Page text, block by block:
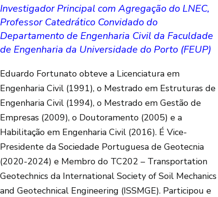
Investigador Principal com Agregação do LNEC,
Professor Catedrático Convidado do
Departamento de Engenharia Civil da Faculdade
de Engenharia da Universidade do Porto (FEUP)
Eduardo Fortunato obteve a Licenciatura em
Engenharia Civil (1991), o Mestrado em Estruturas de
Engenharia Civil (1994), o Mestrado em Gestão de
Empresas (2009), o Doutoramento (2005) e a
Habilitação em Engenharia Civil (2016). É Vice-
Presidente da Sociedade Portuguesa de Geotecnia
(2020-2024) e Membro do TC202 – Transportation
Geotechnics da International Society of Soil Mechanics
and Geotechnical Engineering (ISSMGE). Participou e